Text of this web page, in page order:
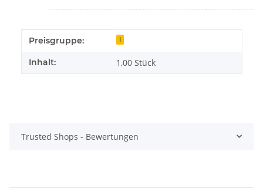
Produkteigenschaft
Wert
Preisgruppe: I
Inhalt: 1,00 Stück
Trusted Shops - Bewertungen